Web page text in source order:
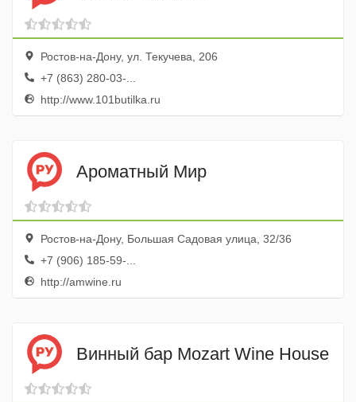
Ростов-на-Дону, ул. Текучева, 206
+7 (863) 280-03-...
http://www.101butilka.ru
Ароматный Мир
Ростов-на-Дону, Большая Садовая улица, 32/36
+7 (906) 185-59-...
http://amwine.ru
Винный бар Mozart Wine House